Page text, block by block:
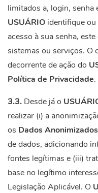
limitados a, login, senha
USUÁRIO identifique
acesso à sua senha,
sistemas ou serviços. O
decorrente de ação do
Política de Privacidade.
3.3. Desde já o
realizar (i) a
os Dados Anonimizados
de dados, adicionando
fontes legítimas e (iii)
base no legítimo
Legislação Aplicável. O